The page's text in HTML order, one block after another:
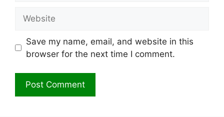
Save my name, email, and website in this
browser for the next time I comment.